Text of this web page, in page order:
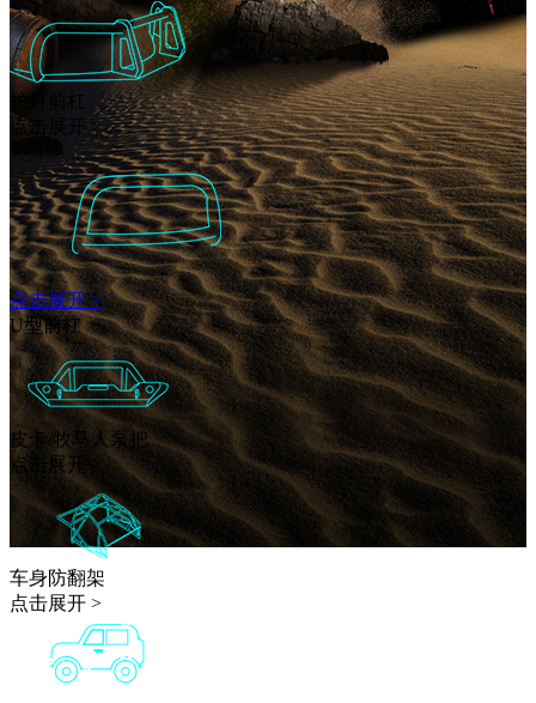
护灯前杠
点击展开 >
点击展开 >
U型前杠
皮卡/牧马人泵把
点击展开 >
车身防翻架
点击展开 >